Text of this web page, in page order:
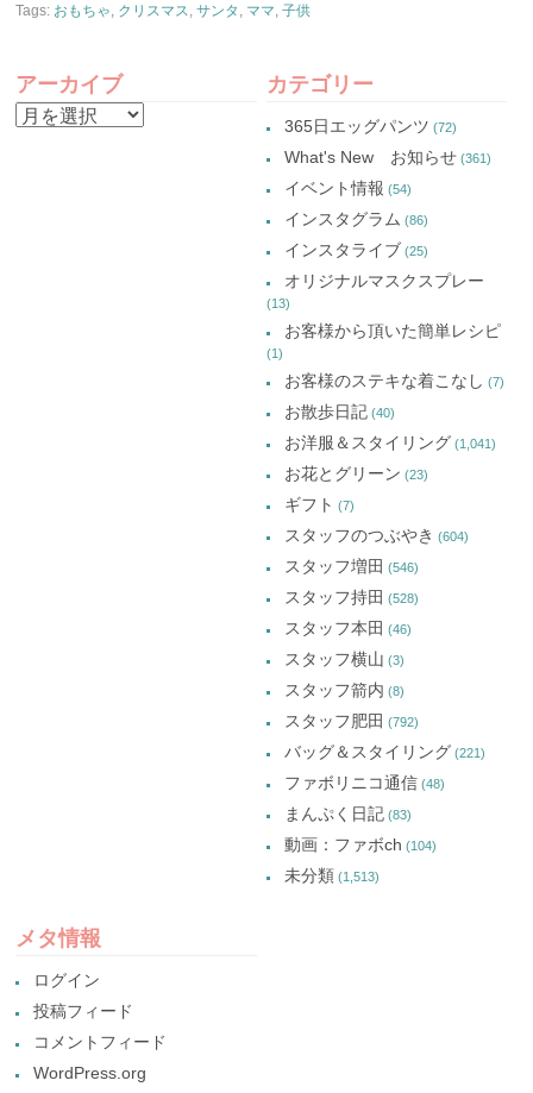
Tags: おもちゃ クリスマス ,サンタ ママ ,子供
アーカイブ
ア
カテゴリー
365日エッグパンツ (72)
What's New お知らせ(361)
イベント情報 (54)
インスタグラム (86)
インスタライブ (25)
オリジナルマスクスプレー
(13)
お客様から頂いた簡単レシピ
(1)
お客様のステキな着こなし (7)
お散歩日記(40)
お洋服＆スタイリング (1,041)
お花とグリーン (23)
ギフト (7)
スタッフのつぶやき (604)
スタッフ増田 (546)
スタッフ持田 (528)
スタッフ本田 (46)
スタッフ横山 (3)
スタッフ箭内 (8)
スタッフ肥田 (792)
バッグ＆スタイリング (221)
ファボリニコ通信(48)
まんぷく日記(83)
動画：ファボch (104)
未分類 (1,513)
メタ情報
ログイン
投稿フィード
コメントフィード
WordPress.org